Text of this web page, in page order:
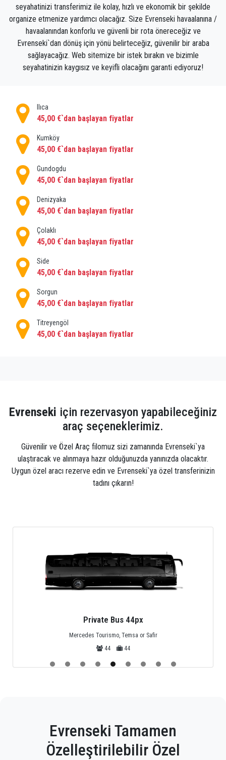
Yolculuğunuz için rezervasyon yaptığınızda
Evrenseki'nin cazibe merkezlerinden asla uzakta
değilsiniz. İster şehrin gürültüsünü ister daha basit
bir kaçamakla gelen sessiz yalnızlık olsun, başlamak
için ihtiyacınız olan her şey burada.
Mümkün olduğunca erken yapacağınız Evrenseki
transfer rezervasyonunuz ile seyahatinizi sorunsuz
hale getirebilirsiniz. Evrenseki transfer ile uçağınız
havalimanına iner inmez özel aracınız sizi havalimanı
kapısında karşılayacaktır.
Daha sonra özel şoförünüz, seyahatiniz için
getirdiğiniz eşyalarla birlikte adres bulma derdi
olmadan sizi Evrenseki'de istediğiniz otel ve konuma
götürecektir.
seyahatinizi transferimiz ile kolay, hızlı ve ekonomik bir şekilde
organize etmenize yardımcı olacağız. Size Evrenseki havaalanına /
havaalanından konforlu ve güvenli bir rota önereceğiz ve
Evrenseki`dan dönüş için yönü belirteceğiz, güvenilir bir araba
sağlayacağız. Web sitemize bir istek bırakın ve bizimle
seyahatinizin kaygısız ve keyifli olacağını garanti ediyoruz!
Ilıca
45,00 €`dan başlayan fiyatlar
Kumköy
45,00 €`dan başlayan fiyatlar
Gundogdu
45,00 €`dan başlayan fiyatlar
Denizyaka
45,00 €`dan başlayan fiyatlar
Çolaklı
45,00 €`dan başlayan fiyatlar
Side
45,00 €`dan başlayan fiyatlar
Sorgun
45,00 €`dan başlayan fiyatlar
Titreyengöl
45,00 €`dan başlayan fiyatlar
Evrenseki için rezervasyon yapabileceğiniz
araç seçeneklerimiz.
Güvenilir ve Özel Araç filomuz sizi zamanında Evrenseki`ya
ulaştıracak ve alınmaya hazır olduğunuzda yanınızda olacaktır.
Uygun özel aracı rezerve edin ve Evrenseki`ya özel transferinizin
tadını çıkarın!
Private Bus 44px
Mercedes Tourismo, Temsa or Safir
44
44
Evrenseki Tamamen
Özelleştirilebilir Özel